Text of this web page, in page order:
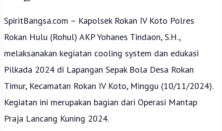
SpiritBangsa.com – Kapolsek Rokan IV Koto Polres
Rokan Hulu (Rohul) AKP Yohanes Tindaon, S.H.,
melaksanakan kegiatan cooling system dan edukasi
Pilkada 2024 di Lapangan Sepak Bola Desa Rokan
Timur, Kecamatan Rokan IV Koto, Minggu (10/11/2024).
Kegiatan ini merupakan bagian dari Operasi Mantap
Praja Lancang Kuning 2024.